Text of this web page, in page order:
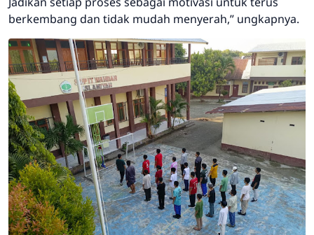
berkembang dan tidak mudah menyerah,” ungkapnya.